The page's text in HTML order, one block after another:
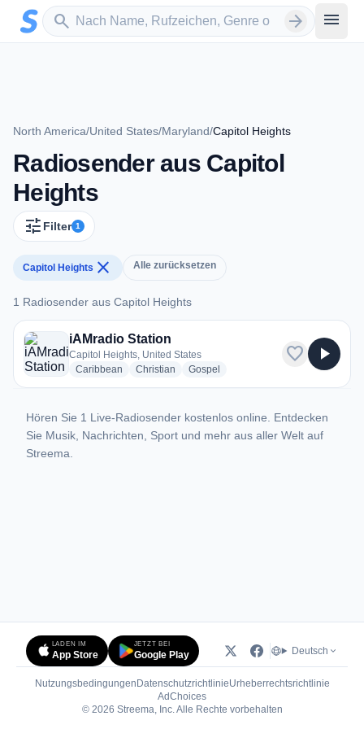
Zum Hauptinhalt springen
search
Sender suchen arrow_forward menu
North America/United States/Maryland/Capitol Heights
Radiosender aus Capitol
Heights
tune Filter 1
Capitol Heights close Alle zurücksetzen
1 Radiosender aus Capitol Heights
1 Radiosender aus Capitol Heights
iAMradio Station
Capitol Heights, United States
Caribbean radio stations
Christian radio stations
Gospel
favorite play_arrow
Hören Sie 1 Live-Radiosender kostenlos online. Entdecken
Sie Musik, Nachrichten, Sport und mehr aus aller Welt auf
Streema.
LADEN IM
App Store
JETZT BEI
Google Play Deutsch
Nutzungsbedingungen DatenschutzrichtlinieUrheberrechtsrichtlinie
AdChoices(öffnet in neuem Tab)
© 2026 Streema, Inc. Alle Rechte vorbehalten